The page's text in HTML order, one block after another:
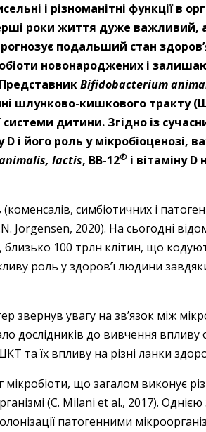
і різноманітні функції в
роки життя дуже важливий,
подальший стан
новонароджених і
Bifidobacterium
шлунково-кишкового тракту
системи дитини. Згідно із
і його роль у мікробіоценозі,
lactis, BB-12® і вітаміну D
симбіотичних і
Jоrgensen, 2020). На сьогодні
близько 100 трлн клітин, що
роль у здоров’ї людини завдяки
звернув увагу на зв’язок між
дослідників до вивчення впливу
та їх впливу на різні ланки
що загалом виконує
(C. Milani et al., 2017).
патогенними